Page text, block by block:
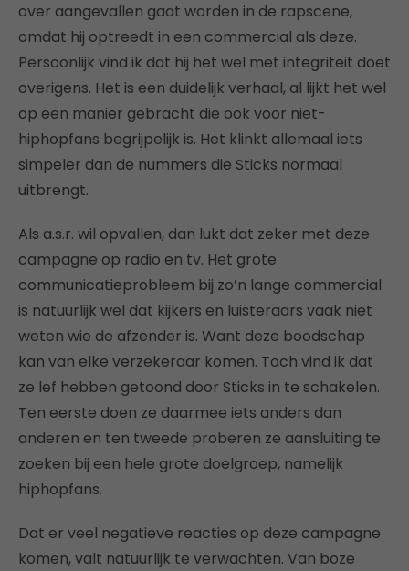
over aangevallen gaat worden in de rapscene,
omdat hij optreedt in een commercial als deze.
Persoonlijk vind ik dat hij het wel met integriteit doet
overigens. Het is een duidelijk verhaal, al lijkt het wel
op een manier gebracht die ook voor niet-
hiphopfans begrijpelijk is. Het klinkt allemaal iets
simpeler dan de nummers die Sticks normaal
uitbrengt.
Als a.s.r. wil opvallen, dan lukt dat zeker met deze
campagne op radio en tv. Het grote
communicatieprobleem bij zo’n lange commercial
is natuurlijk wel dat kijkers en luisteraars vaak niet
weten wie de afzender is. Want deze boodschap
kan van elke verzekeraar komen. Toch vind ik dat
ze lef hebben getoond door Sticks in te schakelen.
Ten eerste doen ze daarmee iets anders dan
anderen en ten tweede proberen ze aansluiting te
zoeken bij een hele grote doelgroep, namelijk
hiphopfans.
Dat er veel negatieve reacties op deze campagne
komen, valt natuurlijk te verwachten. Van boze